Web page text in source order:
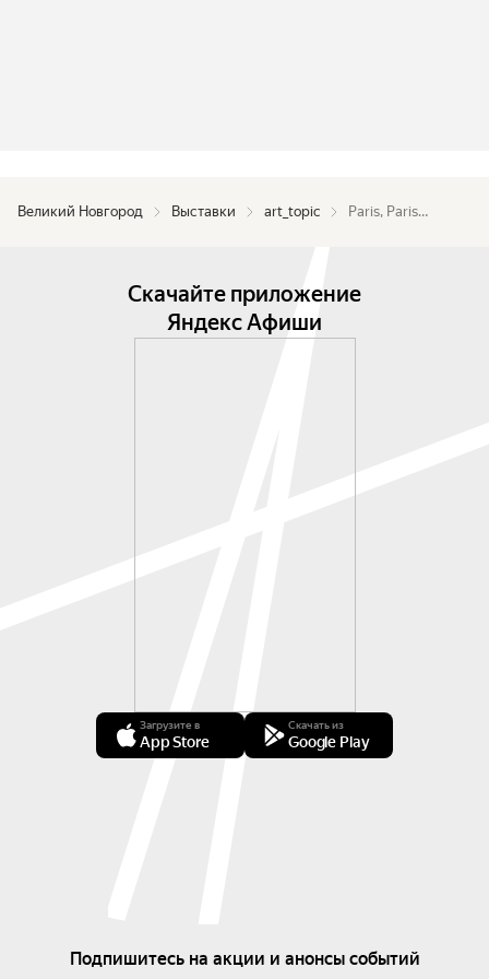
Великий Новгород Выставки art_topic Paris, Paris…
Скачайте приложение
Яндекс Афиши
Загрузите в
App Store
Скачать из
Google Play
Подпишитесь на акции и анонсы событий